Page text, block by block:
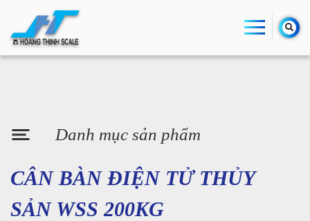
Danh mục sản phẩm
CÂN BÀN ĐIỆN TỬ THỦY
SẢN WSS 200KG